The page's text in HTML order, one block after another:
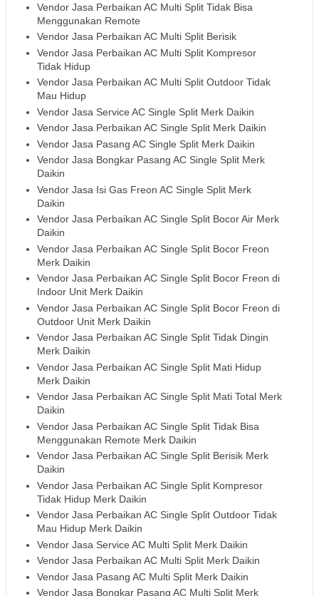
Vendor Jasa Perbaikan AC Multi Split Tidak Bisa
Menggunakan Remote
Vendor Jasa Perbaikan AC Multi Split Berisik
Vendor Jasa Perbaikan AC Multi Split Kompresor
Tidak Hidup
Vendor Jasa Perbaikan AC Multi Split Outdoor Tidak
Mau Hidup
Vendor Jasa Service AC Single Split Merk Daikin
Vendor Jasa Perbaikan AC Single Split Merk Daikin
Vendor Jasa Pasang AC Single Split Merk Daikin
Vendor Jasa Bongkar Pasang AC Single Split Merk
Daikin
Vendor Jasa Isi Gas Freon AC Single Split Merk
Daikin
Vendor Jasa Perbaikan AC Single Split Bocor Air Merk
Daikin
Vendor Jasa Perbaikan AC Single Split Bocor Freon
Merk Daikin
Vendor Jasa Perbaikan AC Single Split Bocor Freon di
Indoor Unit Merk Daikin
Vendor Jasa Perbaikan AC Single Split Bocor Freon di
Outdoor Unit Merk Daikin
Vendor Jasa Perbaikan AC Single Split Tidak Dingin
Merk Daikin
Vendor Jasa Perbaikan AC Single Split Mati Hidup
Merk Daikin
Vendor Jasa Perbaikan AC Single Split Mati Total Merk
Daikin
Vendor Jasa Perbaikan AC Single Split Tidak Bisa
Menggunakan Remote Merk Daikin
Vendor Jasa Perbaikan AC Single Split Berisik Merk
Daikin
Vendor Jasa Perbaikan AC Single Split Kompresor
Tidak Hidup Merk Daikin
Vendor Jasa Perbaikan AC Single Split Outdoor Tidak
Mau Hidup Merk Daikin
Vendor Jasa Service AC Multi Split Merk Daikin
Vendor Jasa Perbaikan AC Multi Split Merk Daikin
Vendor Jasa Pasang AC Multi Split Merk Daikin
Vendor Jasa Bongkar Pasang AC Multi Split Merk